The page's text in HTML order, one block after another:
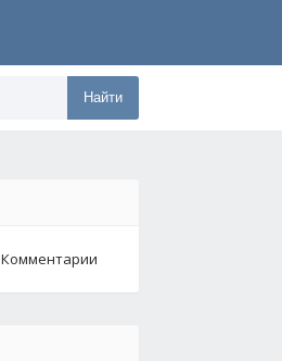
Найти
Комментарии